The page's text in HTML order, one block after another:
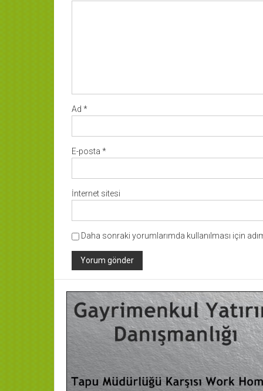
Ad *
E-posta *
İnternet sitesi
Daha sonraki yorumlarımda kullanılması için